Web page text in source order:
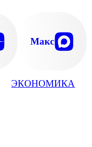
ЭКОНОМИКА
Макс